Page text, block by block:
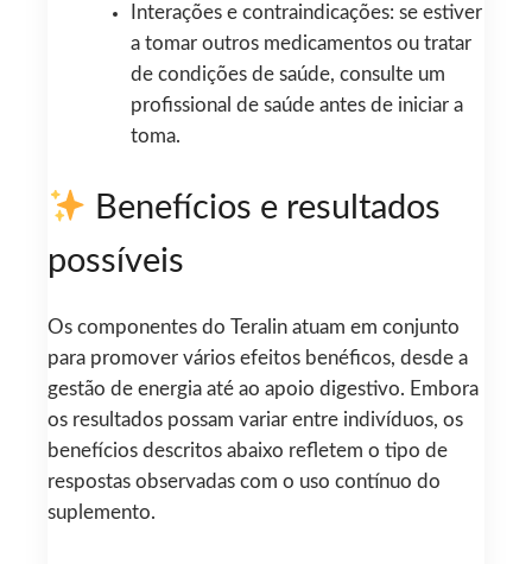
Interações e contraindicações: se estiver
a tomar outros medicamentos ou tratar
de condições de saúde, consulte um
profissional de saúde antes de iniciar a
toma.
Benefícios e resultados
possíveis
Os componentes do Teralin atuam em conjunto
para promover vários efeitos benéficos, desde a
gestão de energia até ao apoio digestivo. Embora
os resultados possam variar entre indivíduos, os
benefícios descritos abaixo refletem o tipo de
respostas observadas com o uso contínuo do
suplemento.